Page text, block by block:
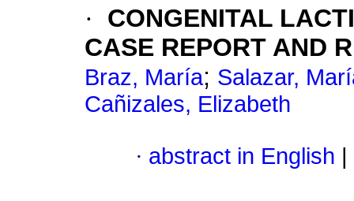
·
CONGENITAL
CASE REPORT AND
Braz, María; Salazar,
Cañizales, Elizabeth
· abstract in English